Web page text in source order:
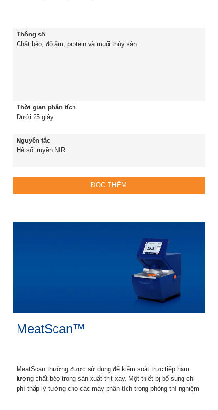
Thông số
Chất béo, độ ẩm, protein và muối thủy sản
Thời gian phân tích
Dưới 25 giây.
Nguyên tắc
Hệ số truyền NIR
ĐỌC THÊM
MeatScan™
MeatScan thường được sử dụng để kiểm soát trực tiếp hàm
lượng chất béo trong sản xuất thịt xay. Một thiết bị bổ sung chi
phí thấp lý tưởng cho các máy phân tích trong phòng thí nghiệm